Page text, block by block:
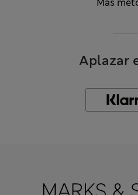
Más
Aplazar